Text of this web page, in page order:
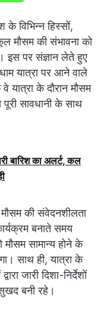
के विभिन्न हिस्सों,
मौसम की संभावना को
इस पर संज्ञान लेते हुए
यात्रा पर आने वाले
यात्रा के दौरान मौसम
सावधानी के साथ
बारिश का अलर्ट, कल
की संवेदनशीलता
बनाते समय
मौसम सामान्य होने के
साथ ही, यात्रा के
जारी दिशा-निर्देशों
बनी रहे।